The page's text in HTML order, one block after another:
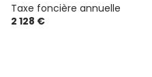
Taxe foncière annuelle
2 128 €